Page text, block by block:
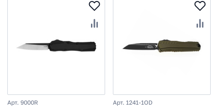
Арт. 9000R Арт. 1241-1OD